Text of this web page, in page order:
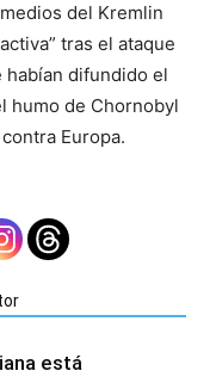
del Kremlin
tras el ataque
difundido el
humo de Chornobyl
Europa.
está